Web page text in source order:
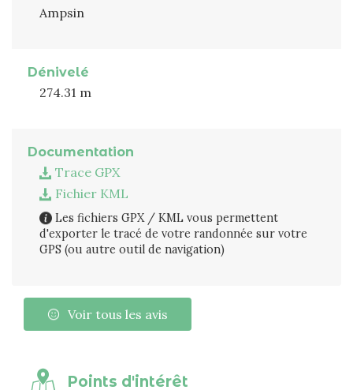
Ampsin
Dénivelé
274.31 m
Documentation
Trace GPX
Fichier KML
Les fichiers GPX / KML vous permettent
d'exporter le tracé de votre randonnée sur votre
GPS (ou autre outil de navigation)
Voir tous les avis
Points d'intérêt